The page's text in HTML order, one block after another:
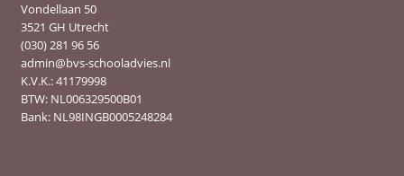
Vondellaan 50
3521 GH Utrecht
(030) 281 96 56
admin@bvs-schooladvies.nl
K.V.K.: 41179998
BTW: NL006329500B01
Bank: NL98INGB0005248284